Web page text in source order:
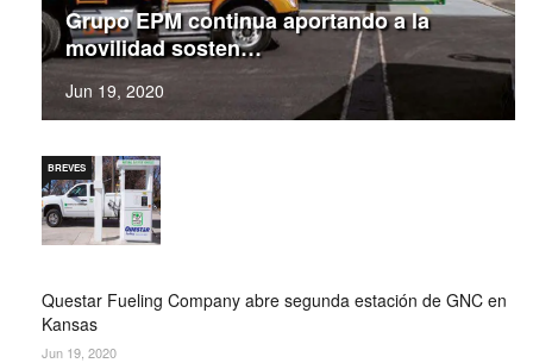
Grupo EPM continua aportando a la
movilidad sosten…
Jun 19, 2020
Questar Fueling Company abre segunda estación de GNC en
Kansas
BREVES
Jun 19, 2020